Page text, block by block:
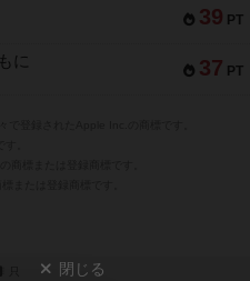
39 PT
37 PT
に
閉じる